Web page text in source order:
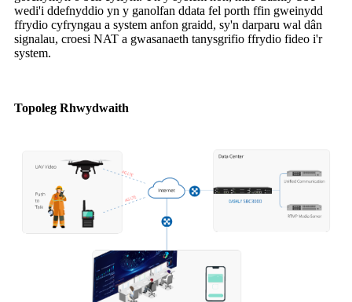
wedi'i ddefnyddio yn y ganolfan ddata fel porth ffin gweinydd
ffrydio cyfryngau a system anfon graidd, sy'n darparu wal dân
signalau, croesi NAT a gwasanaeth tanysgrifio ffrydio fideo i'r
system.
Topoleg Rhwydwaith